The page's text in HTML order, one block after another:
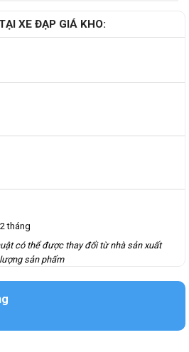
XE ĐẠP GIÁ KHO:
tháng
có thể được thay đổi từ nhà sản xuất
sản phẩm